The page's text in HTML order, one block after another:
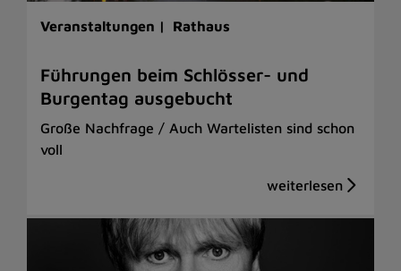
Veranstaltungen | Rathaus
Führungen beim Schlösser- und
Burgentag ausgebucht
Große Nachfrage / Auch Wartelisten sind schon
voll